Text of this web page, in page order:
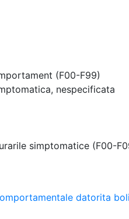
(F00-F99)
nespecificata
simptomatice (F00-
datorita